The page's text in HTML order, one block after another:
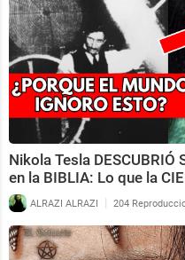
Nikola Tesla DESCUBRIÓ
en la BIBLIA: Lo que la
ALRAZI ALRAZI | 204